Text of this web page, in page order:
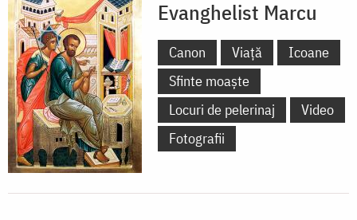
Evanghelist Marcu
Canon Viață
Icoane
Sfinte moaște
Locuri de pelerinaj
Video
Fotografii